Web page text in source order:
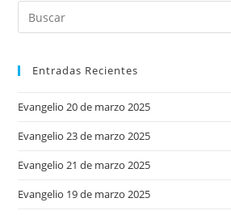
Entradas Recientes
Evangelio 20 de marzo 2025
Evangelio 23 de marzo 2025
Evangelio 21 de marzo 2025
Evangelio 19 de marzo 2025